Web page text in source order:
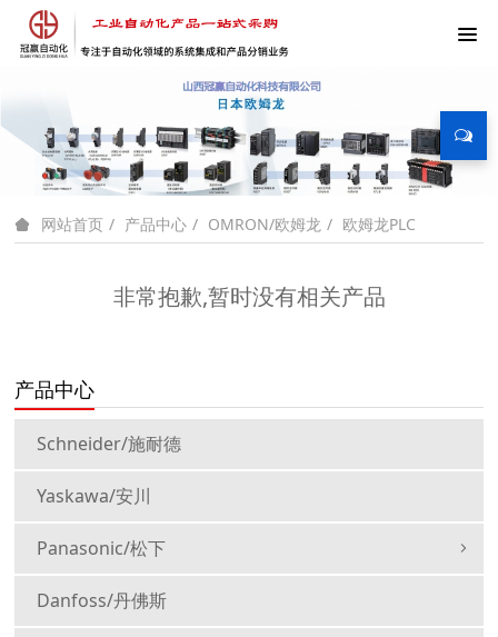
网站首页 产品中心 OMRON/欧姆龙 欧姆龙PLC
非常抱歉,暂时没有相关产品
产品中心
Schneider/施耐德
Yaskawa/安川
Panasonic/松下
Danfoss/丹佛斯